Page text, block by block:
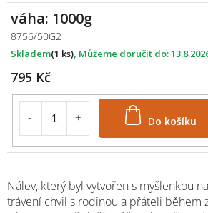
váha: 1000g
8756/50G2
795 Kč
Do košíku
Skladem(1 ks)
Nálev, který byl vytvořen s myšlenkou
trávení chvil s rodinou a přáteli během